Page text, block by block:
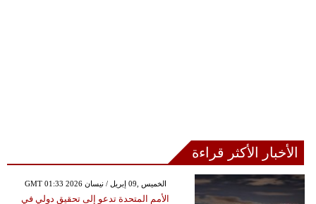
الأخبار الأكثر قراءة
GMT 01:33 2026 الخميس ,09 إبريل / نيسان
الأمم المتحدة تدعو إلى تحقيق دولي في